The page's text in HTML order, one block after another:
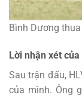
Bình Dương
Lời nhận xét của
Sau trận đấu,
của mình. Ông